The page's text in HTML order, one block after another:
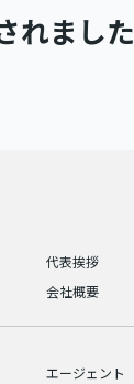
れました
代表挨拶
会社概要
エージェント